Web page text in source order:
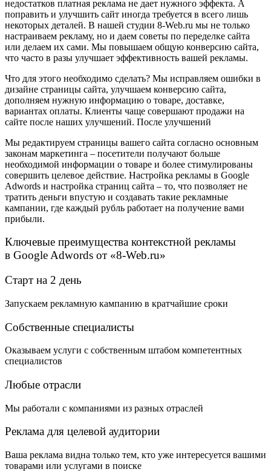
недостатков платная реклама не дает нужного эффекта. А
поправить и улучшить сайт иногда требуется в всего лишь
некоторых деталей. В нашей студии 8-Web.ru мы не только
настраиваем рекламу, но и даем советы по переделке сайта
или делаем их сами. Мы повышаем общую конверсию сайта,
что часто в разы улучшает эффективность вашей рекламы.
Что для этого необходимо сделать? Мы исправляем ошибки в
дизайне страницы сайта, улучшаем конверсию сайта,
дополняем нужную информацию о товаре, доставке,
вариантах оплаты. Клиенты чаще совершают продажи на
сайте после наших улучшений. После улучшений
Мы редактируем страницы вашего сайта согласно основным
законам маркетинга – посетители получают больше
необходимой информации о товаре и более стимулированы
совершить целевое действие. Настройка рекламы в Google
Adwords и настройка страниц сайта – то, что позволяет не
тратить деньги впустую и создавать такие рекламные
кампании, где каждый рубль работает на получение вами
прибыли.
Ключевые преимущества контекстной рекламы
в Google Adwords от «8-Web.ru»
Старт на 2 день
Запускаем рекламную кампанию в кратчайшие сроки
Собственные специалисты
Оказываем услуги с собственным штабом компетентных
специалистов
Любые отрасли
Мы работали с компаниями из разных отраслей
Реклама для целевой аудитории
Ваша реклама видна только тем, кто уже интересуется вашими
товарами или услугами в поиске